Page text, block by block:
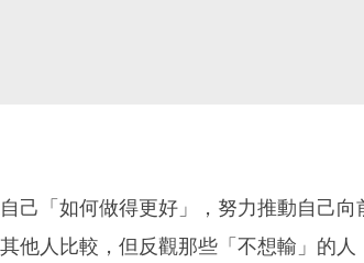
己「如何做得更好」，努力推動自己向
他人比較，但反觀那些「不想輸」的人